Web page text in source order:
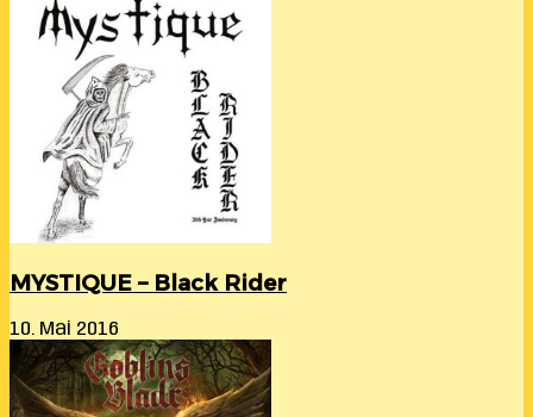
MYSTIQUE – Black Rider
10. Mai 2016